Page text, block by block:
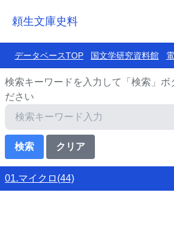
頼生文庫史料
データベースTOP 国文学研究資料館
検索キーワードを入力して「検索」ボ
ださい
01.マイクロ(44)